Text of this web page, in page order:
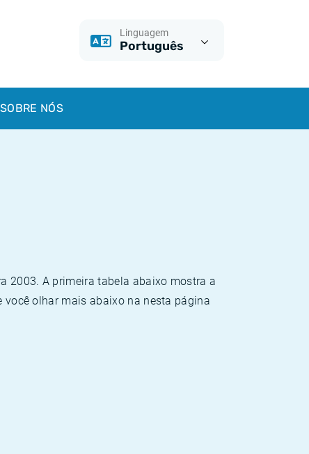
Linguagem
Português
SOBRE NÓS
2003. A primeira tabela abaixo mostra a
você olhar mais abaixo na nesta página